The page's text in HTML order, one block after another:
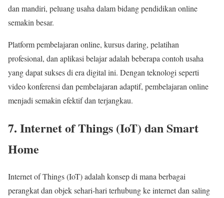
dan mandiri, peluang usaha dalam bidang pendidikan online
semakin besar.
Platform pembelajaran online, kursus daring, pelatihan
profesional, dan aplikasi belajar adalah beberapa contoh usaha
yang dapat sukses di era digital ini. Dengan teknologi seperti
video konferensi dan pembelajaran adaptif, pembelajaran online
menjadi semakin efektif dan terjangkau.
7. Internet of Things (IoT) dan Smart
Home
Internet of Things (IoT) adalah konsep di mana berbagai
perangkat dan objek sehari-hari terhubung ke internet dan saling